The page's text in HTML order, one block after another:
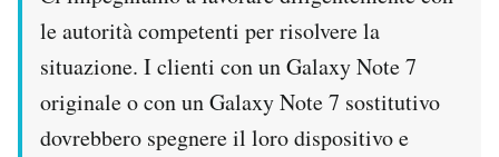
le autorità competenti per risolvere la
situazione. I clienti con un Galaxy Note 7
originale o con un Galaxy Note 7 sostitutivo
dovrebbero spegnere il loro dispositivo e